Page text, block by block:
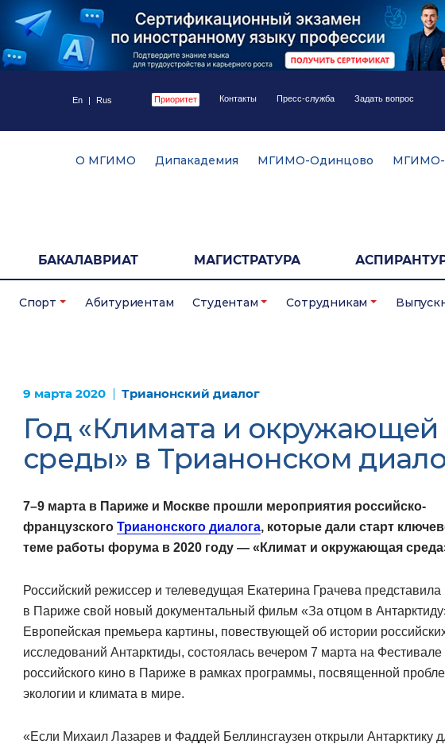
En Rus Приоритет Контакты Пресс-служба Задать вопрос
О МГИМО Дипакадемия МГИМО-Одинцово МГИМО-
БАКАЛАВРИАТ МАГИСТРАТУРА
Спорт Абитуриентам Студентам Сотрудникам
9 марта 2020 Трианонский диалог
Год «Климата и окружающей
среды» в Трианонском
7–9 марта в Париже и Москве прошли мероприятия российско-
французского Трианонского диалога, которые дали старт
теме работы форума в 2020 году — «Климат и окружающая
Российский режиссер и телеведущая Екатерина Грачева представила
в Париже свой новый документальный фильм «За отцом в
Европейская премьера картины, повествующей об истории
исследований Антарктиды, состоялась вечером 7 марта на Фестивале
российского кино в Париже в рамках программы, посвященной
экологии и климата в мире.
«Если Михаил Лазарев и Фаддей Беллинсгаузен открыли Антарктику